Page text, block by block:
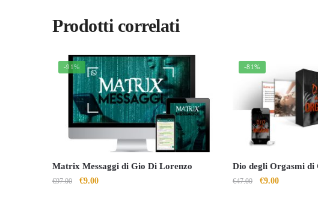
Prodotti correlati
-91%
Matrix Messaggi di Gio Di Lorenzo
€97.00
Il
€9.00Il
-81%
Dio degli Orgasmi di
€47.00
Il
€9.00Il